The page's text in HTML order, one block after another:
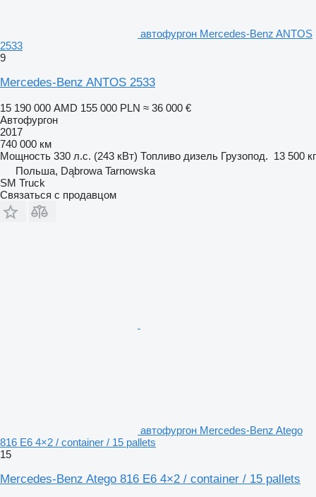
автофургон Mercedes-Benz ANTOS
2533
9
Mercedes-Benz ANTOS 2533
15 190 000 AMD 155 000 PLN ≈ 36 000 €
Автофургон
2017
740 000 км
Мощность 330 л.с. (243 кВт) Топливо дизель Грузопод. 13 500 кг
Польша, Dąbrowa Tarnowska
SM Truck
Связаться с продавцом
автофургон Mercedes-Benz Atego
816 E6 4×2 / container / 15 pallets
15
Mercedes-Benz Atego 816 E6 4×2 / container / 15 pallets